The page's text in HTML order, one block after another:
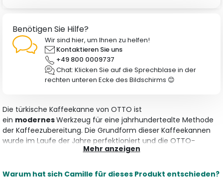
Benötigen Sie Hilfe?
Wir sind hier, um Ihnen zu helfen!
Kontaktieren Sie uns
+49 800 0009737
Chat: Klicken Sie auf die Sprechblase in der
rechten unteren Ecke des Bildschirms 😊
Die türkische Kaffeekanne von OTTO ist
ein modernesWerkzeug für eine jahrhundertealte Methode
der Kaffeezubereitung. Die Grundform dieser Kaffeekannen
wurde im Laufe der Jahre perfektioniert und die OTTO-
Innovationund Tradition
Kaffeezubereitung.
Mehr anzeigen
Warum hat sich Camille für dieses Produkt entschieden?